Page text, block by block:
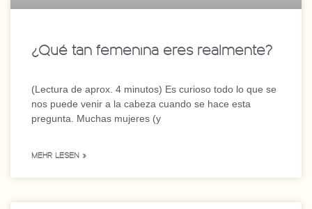
¿Qué tan femenina eres realmente?
(Lectura de aprox. 4 minutos) Es curioso todo lo que se
nos puede venir a la cabeza cuando se hace esta
pregunta. Muchas mujeres (y
MEHR LESEN »